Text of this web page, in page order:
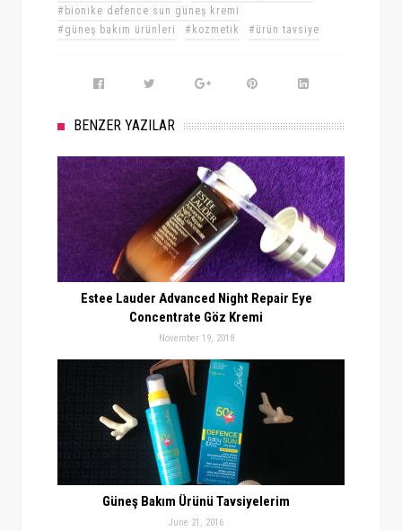
#bionike defence sun güneş kremi
#güneş bakım ürünleri
#kozmetik #ürün tavsiye
BENZER YAZILAR
Estee Lauder Advanced Night Repair Eye
Concentrate Göz Kremi
November 19, 2018
Güneş Bakım Ürünü Tavsiyelerim
June 21, 2016